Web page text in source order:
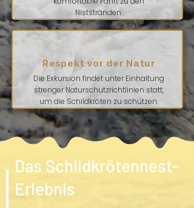
Niststränden.
Respekt vor der Natur
Die Exkursion findet unter Einhaltung
strenger Naturschutzrichtlinien statt,
um die Schildkröten zu schützen.
Das Schildkrötennest-
Erlebnis